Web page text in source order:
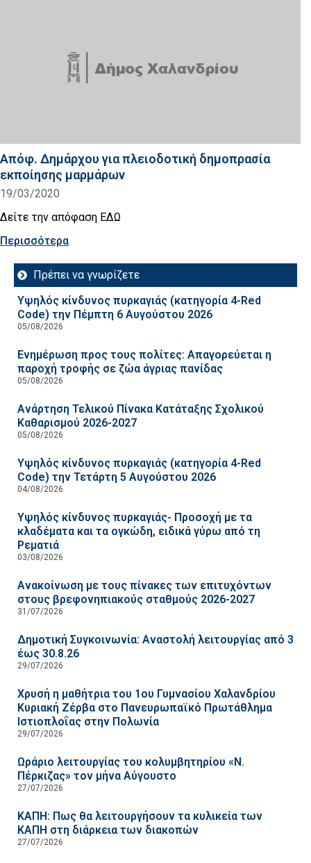
Απόφ. Δημάρχου για πλειοδοτική δημοπρασία
εκποίησης μαρμάρων
19/03/2020
Δείτε την απόφαση ΕΔΩ
Περισσότερα
Πρέπει να γνωρίζετε
Υψηλός κίνδυνος πυρκαγιάς (κατηγορία 4-Red
Code) την Πέμπτη 6 Αυγούστου 2026
05/08/2026
Ενημέρωση προς τους πολίτες: Απαγορεύεται η
παροχή τροφής σε ζώα άγριας πανίδας
05/08/2026
Ανάρτηση Τελικού Πίνακα Κατάταξης Σχολικού
Καθαρισμού 2026-2027
05/08/2026
Υψηλός κίνδυνος πυρκαγιάς (κατηγορία 4-Red
Code) την Τετάρτη 5 Αυγούστου 2026
04/08/2026
Υψηλός κίνδυνος πυρκαγιάς- Προσοχή με τα
κλαδέματα και τα ογκώδη, ειδικά γύρω από τη
Ρεματιά
03/08/2026
Ανακοίνωση με τους πίνακες των επιτυχόντων
στους βρεφονηπιακούς σταθμούς 2026-2027
31/07/2026
Δημοτική Συγκοινωνία: Αναστολή λειτουργίας από 3
έως 30.8.26
29/07/2026
Χρυσή η μαθήτρια του 1ου Γυμνασίου Χαλανδρίου
Κυριακή Ζέρβα στο Πανευρωπαϊκό Πρωτάθλημα
Ιστιοπλοΐας στην Πολωνία
29/07/2026
Ωράριο λειτουργίας του κολυμβητηρίου «Ν.
Πέρκιζας» τον μήνα Αύγουστο
27/07/2026
ΚΑΠΗ: Πως θα λειτουργήσουν τα κυλικεία των
ΚΑΠΗ στη διάρκεια των διακοπών
27/07/2026